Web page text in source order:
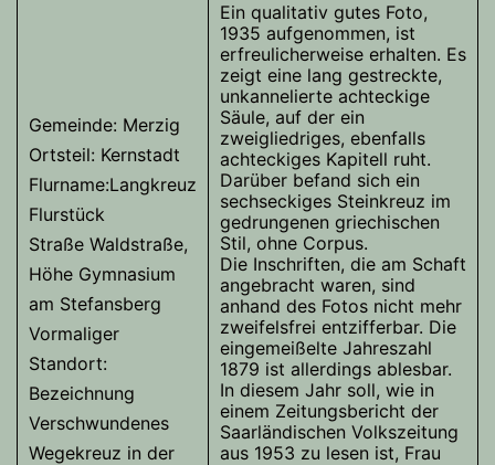
Gemeinde: Merzig
Ortsteil: Kernstadt
Flurname:Langkreuz
Flurstück
Straße Waldstraße,
Höhe Gymnasium
am Stefansberg
Vormaliger
Standort:
Bezeichnung
Verschwundenes
Wegekreuz in der
Ein qualitativ gutes Foto,
1935 aufgenommen, ist
erfreulicherweise erhalten. Es
zeigt eine lang gestreckte,
unkannelierte achteckige
Säule, auf der ein
zweigliedriges, ebenfalls
achteckiges Kapitell ruht.
Darüber befand sich ein
sechseckiges Steinkreuz im
gedrungenen griechischen
Stil, ohne Corpus.
Die Inschriften, die am Schaft
angebracht waren, sind
anhand des Fotos nicht mehr
zweifelsfrei entzifferbar. Die
eingemeißelte Jahreszahl
1879 ist allerdings ablesbar.
In diesem Jahr soll, wie in
einem Zeitungsbericht der
Saarländischen Volkszeitung
aus 1953 zu lesen ist, Frau